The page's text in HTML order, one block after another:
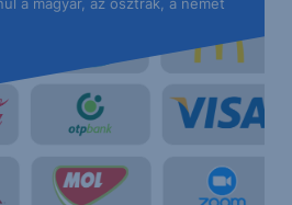
a magyar, az osztrák, a német